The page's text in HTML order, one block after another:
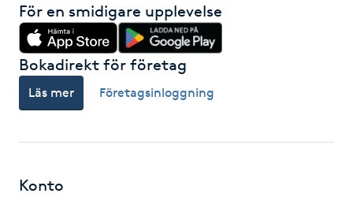
Friskvårdsmassage
Frisör
För en smidigare upplevelse
Bokadirekt för företag
Läs mer Företagsinloggning
Konto